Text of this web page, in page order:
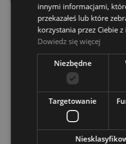
DO KOSZYKA
innymi informacjami,
przekazałeś lub które
korzystania przez Ciebie z
Dowiedz się więcej
Niezbędne
Targetowanie